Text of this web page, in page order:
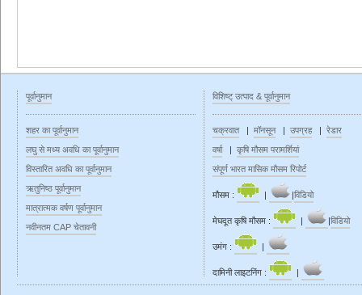
पूर्वानुमान
शहर का पूर्वानुमान
लघु से मध्य अवधि का पूर्वानुमान
विस्तारित अवधि का पूर्वानुमान
ऋतुनिष्ठ‍ पूर्वानुमान
मात्रात्मक वर्षण पूर्वानुमान
नवीनतम CAP चेतावनी
विशिष्ट् उत्पाद & पूर्वानुमान
चक्रवात| मॉनसून| उपग्रह| रेडार
वर्षा| कृषि मौसम परामर्शियां
संपूर्ण भारत मासिक मौसम रिपोर्ट
मौसम : | |विडियो
मेघदूत कृषि मौसम : | |विडियो
उमंग : |
दामिनी लाइटनिंग : |